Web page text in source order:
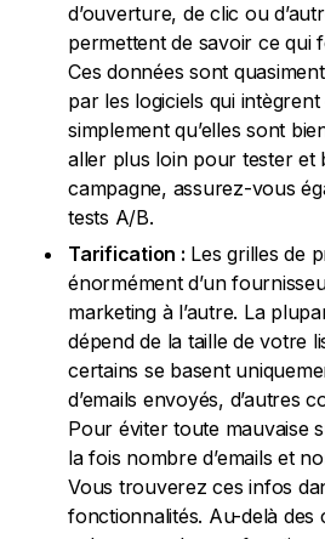
d’ouverture, de clic ou
permettent de savoir ce qui
Ces données sont
par les logiciels qui intègrent
simplement qu’elles sont
aller plus loin pour tester et
campagne, assurez-vous
tests A/B.
Tarification : Les grilles de
énormément d’un
marketing à l’autre. La
dépend de la taille de votre
certains se basent
d’emails envoyés, d’autres
Pour éviter toute mauvaise
la fois nombre d’emails et
Vous trouverez ces infos
fonctionnalités. Au-delà des